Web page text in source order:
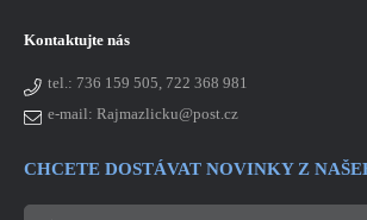
Kontaktujte nás
tel.: 736 159 505, 722 368 981
e-mail: Rajmazlicku@post.cz
CHCETE DOSTÁVAT NOVINKY Z